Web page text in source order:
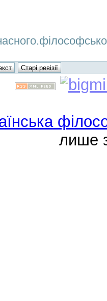
лише